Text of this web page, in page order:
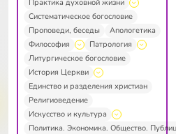
Практика духовной жизни
Систематическое богословие
Проповеди, беседы
Апологетика
Философия
Патрология
Литургическое богословие
История Церкви
Единство и разделения христиан
Религиоведение
Искусство и культура
Политика. Экономика. Общество.